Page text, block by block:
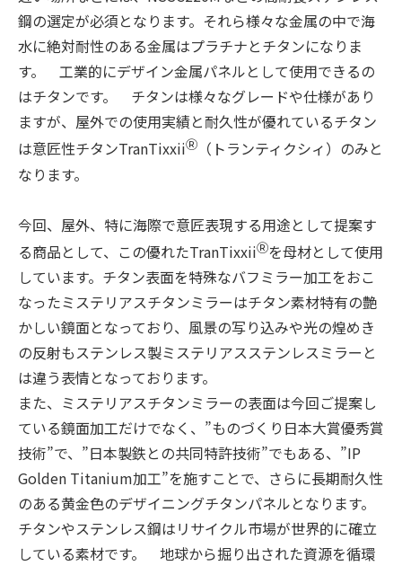
鋼の選定が必須となります。それら様々な金属の中で海
水に絶対耐性のある金属はプラチナとチタンになりま
す。 工業的にデザイン金属パネルとして使用できるの
はチタンです。 チタンは様々なグレードや仕様があり
ますが、屋外での使用実績と耐久性が優れているチタン
は意匠性チタンTranTixxiiⓇ （トランティクシィ）のみと
なります。
今回、屋外、特に海際で意匠表現する用途として提案す
る商品として、この優れたTranTixxiiⓇを母材として使用
しています。チタン表面を特殊なバフミラー加工をおこ
なったミステリアスチタンミラーはチタン素材特有の艶
かしい鏡面となっており、風景の写り込みや光の煌めき
の反射もステンレス製ミステリアスステンレスミラーと
は違う表情となっております。
また、ミステリアスチタンミラーの表面は今回ご提案し
ている鏡面加工だけでなく、”ものづくり日本大賞優秀賞
技術”で、”日本製鉄との共同特許技術”でもある、”IP
Golden Titanium加工”を施すことで、さらに長期耐久性
のある黄金色のデザイニングチタンパネルとなります。
チタンやステンレス鋼はリサイクル市場が世界的に確立
している素材です。 地球から掘り出された資源を循環